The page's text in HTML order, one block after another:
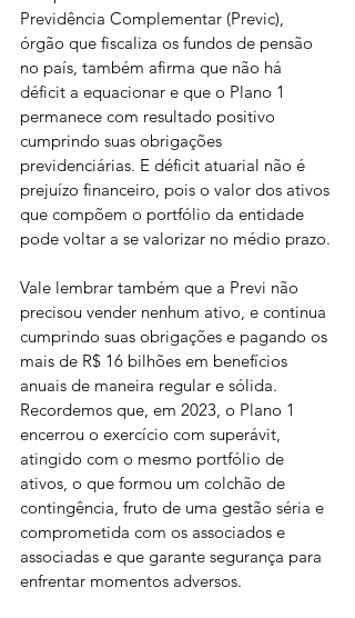
Previdência Complementar (Previc),
órgão que fiscaliza os fundos de pensão
no país, também afirma que não há
déficit a equacionar e que o Plano 1
permanece com resultado positivo
cumprindo suas obrigações
previdenciárias. E déficit atuarial não é
prejuízo financeiro, pois o valor dos ativos
que compõem o portfólio da entidade
pode voltar a se valorizar no médio prazo.
Vale lembrar também que a Previ não
precisou vender nenhum ativo, e continua
cumprindo suas obrigações e pagando os
mais de R$ 16 bilhões em benefícios
anuais de maneira regular e sólida.
Recordemos que, em 2023, o Plano 1
encerrou o exercício com superávit,
atingido com o mesmo portfólio de
ativos, o que formou um colchão de
contingência, fruto de uma gestão séria e
comprometida com os associados e
associadas e que garante segurança para
enfrentar momentos adversos.